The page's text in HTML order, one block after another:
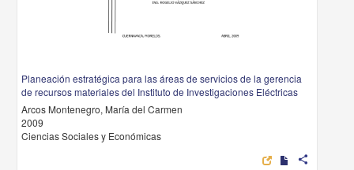
Planeación estratégica para las áreas de servicios de la gerencia
de recursos materiales del Instituto de Investigaciones Eléctricas
Arcos Montenegro, María del Carmen
2009
Ciencias Sociales y Económicas
share